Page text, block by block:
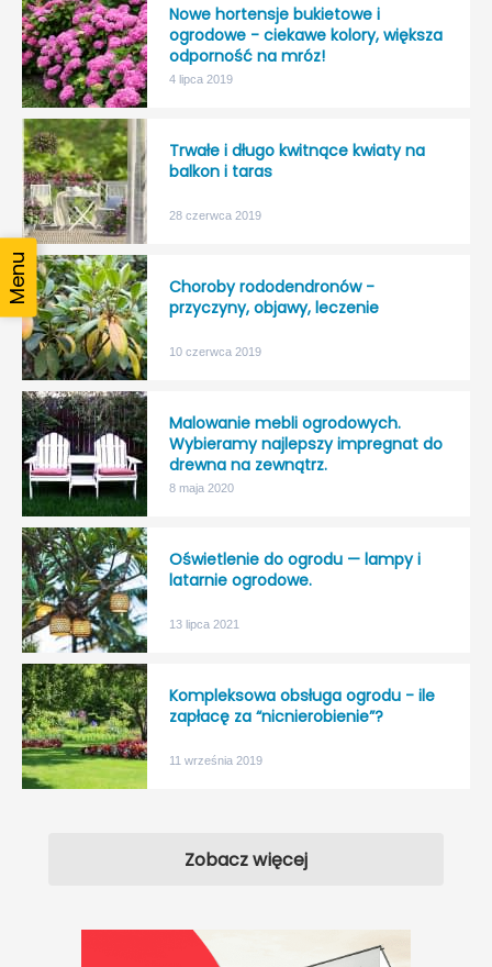
Nowe hortensje bukietowe i
ogrodowe - ciekawe kolory, większa
odporność na mróz!
4 lipca 2019
Trwałe i długo kwitnące kwiaty na
balkon i taras
28 czerwca 2019
Choroby rododendronów -
przyczyny, objawy, leczenie
10 czerwca 2019
Malowanie mebli ogrodowych.
Wybieramy najlepszy impregnat do
drewna na zewnątrz.
8 maja 2020
Oświetlenie do ogrodu — lampy i
latarnie ogrodowe.
13 lipca 2021
Kompleksowa obsługa ogrodu - ile
zapłacę za “nicnierobienie”?
11 września 2019
Zobacz więcej